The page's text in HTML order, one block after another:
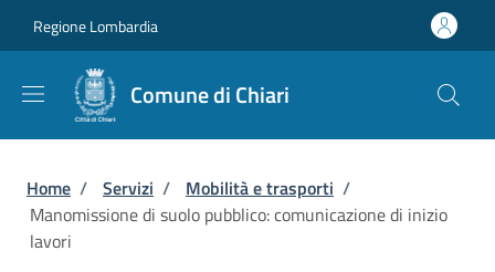
Regione Lombardia
Comune di Chiari
Briciole di pane
Home / Servizi / Mobilità e trasporti /
Manomissione di suolo pubblico: comunicazione di inizio
lavori